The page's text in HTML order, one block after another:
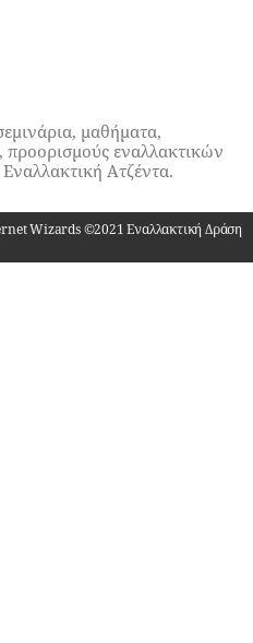
μαθήματα,
προορισμούς εναλλακτικών
Ατζέντα.
Wizards ©2021 Εναλλακτική Δράση